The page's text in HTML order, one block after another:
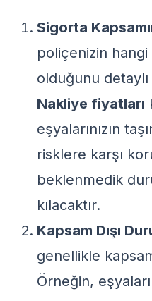
Sigorta
poliçenizin
olduğunu
Nakliye fiyatları
eşyalarınızın
risklere karşı
beklenmedik
kılacaktır.
Kapsam Dışı
genellikle
Örneğin,